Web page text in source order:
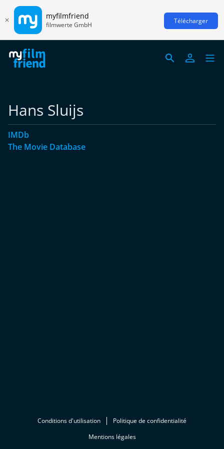
myfilmfriend
filmwerte GmbH Télécharger
Hans Sluijs
IMDb
The Movie Database
Conditions d'utilisation
Politique de confidentialité
Mentions légales